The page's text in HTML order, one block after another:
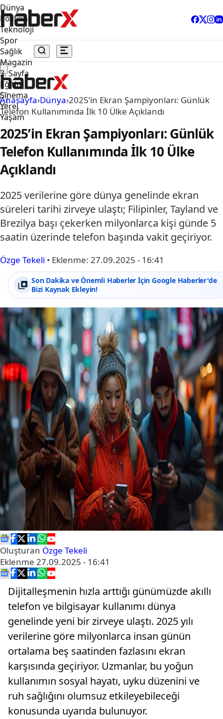
Dünya
Politika
Teknoloji
Spor
Sağlık
Magazin
3. Sayfa
Eğitim
Sinema
Yerel
Yaşam
Anasayfa›Dünya›2025’in Ekran Şampiyonları: Günlük
Telefon Kullanımında İlk 10 Ülke Açıklandı
2025’in Ekran Şampiyonları: Günlük
Telefon Kullanımında İlk 10 Ülke
Açıklandı
2025 verilerine göre dünya genelinde ekran
süreleri tarihi zirveye ulaştı; Filipinler, Tayland ve
Brezilya başı çekerken milyonlarca kişi günde 5
saatin üzerinde telefon başında vakit geçiriyor.
Özge Tekeli • Eklenme: 27.09.2025 - 16:41
Son Dakika ve Önemli Haberler İçin Google Haberler'de
Bizi Kaynak Ekleyin!
Oluşturan Özge Tekeli
Eklenme 27.09.2025 - 16:41
Dijitalleşmenin hızla arttığı günümüzde akıllı
telefon ve bilgisayar kullanımı dünya
genelinde yeni bir zirveye ulaştı. 2025 yılı
verilerine göre milyonlarca insan günün
ortalama beş saatinden fazlasını ekran
karşısında geçiriyor. Uzmanlar, bu yoğun
kullanımın sosyal hayatı, uyku düzenini ve
ruh sağlığını olumsuz etkileyebileceği
konusunda uyarıda bulunuyor.